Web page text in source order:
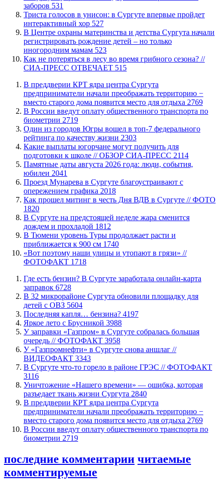
заборов 531
​Триста голосов в унисон: в Сургуте впервые пройдет
интерактивный хор 527
​В Центре охраны материнства и детства Сургута начали
регистрировать рождение детей – но только
иногородним мамам 523
​Как не потеряться в лесу во время грибного сезона? //
СИА-ПРЕСС ОТВЕЧАЕТ 515
​В преддверии КРТ ядра центра Сургута
предприниматели начали преображать территорию −
вместо старого дома появится место для отдыха 2769
В России введут оплату общественного транспорта по
биометрии 2719
Один из городов Югры вошел в топ-7 федерального
рейтинга по качеству жизни 2303
Какие выплаты югорчане могут получить для
подготовки к школе // ОБЗОР СИА-ПРЕСС 2114
​Памятные даты августа 2026 года: люди, события,
юбилеи 2041
​Проезд Мунарева в Сургуте благоустраивают с
опережением графика 2018
Как прошел митинг в честь Дня ВДВ в Сургуте // ФОТО
1820
В Сургуте на предстоящей неделе жара сменится
дождем и прохладой 1812
В Тюмени уровень Туры продолжает расти и
приближается к 900 см 1740
«Вот поэтому наши улицы и утопают в грязи» //
ФОТОФАКТ 1718
​Где есть бензин? В Сургуте заработала онлайн-карта
заправок 6728
В 32 микрорайоне Сургута обновили площадку для
детей с ОВЗ 5604
​Последняя капля… бензина? 4197
Яркое лето с Брусникой 3988
​У заправки «Газпром» в Сургуте собралась большая
очередь // ФОТОФАКТ 3958
У «Газпромнефти» в Сургуте снова аншлаг //
ВИДЕОФАКТ 3343
​В Сургуте что-то горело в районе ГРЭС // ФОТОФАКТ
3116
​Уничтожение «Нашего времени» — ошибка, которая
разъедает ткань жизни Сургута 2840
​В преддверии КРТ ядра центра Сургута
предприниматели начали преображать территорию −
вместо старого дома появится место для отдыха 2769
В России введут оплату общественного транспорта по
биометрии 2719
последние комментарии читаемые
комментируемые